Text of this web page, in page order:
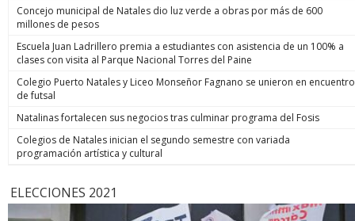
Concejo municipal de Natales dio luz verde a obras por más de 600
millones de pesos
Escuela Juan Ladrillero premia a estudiantes con asistencia de un 100% a
clases con visita al Parque Nacional Torres del Paine
Colegio Puerto Natales y Liceo Monseñor Fagnano se unieron en encuentro
de futsal
Natalinas fortalecen sus negocios tras culminar programa del Fosis
Colegios de Natales inician el segundo semestre con variada
programación artística y cultural
ELECCIONES 2021